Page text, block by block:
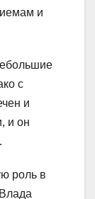
и
с
и
и он
роль в